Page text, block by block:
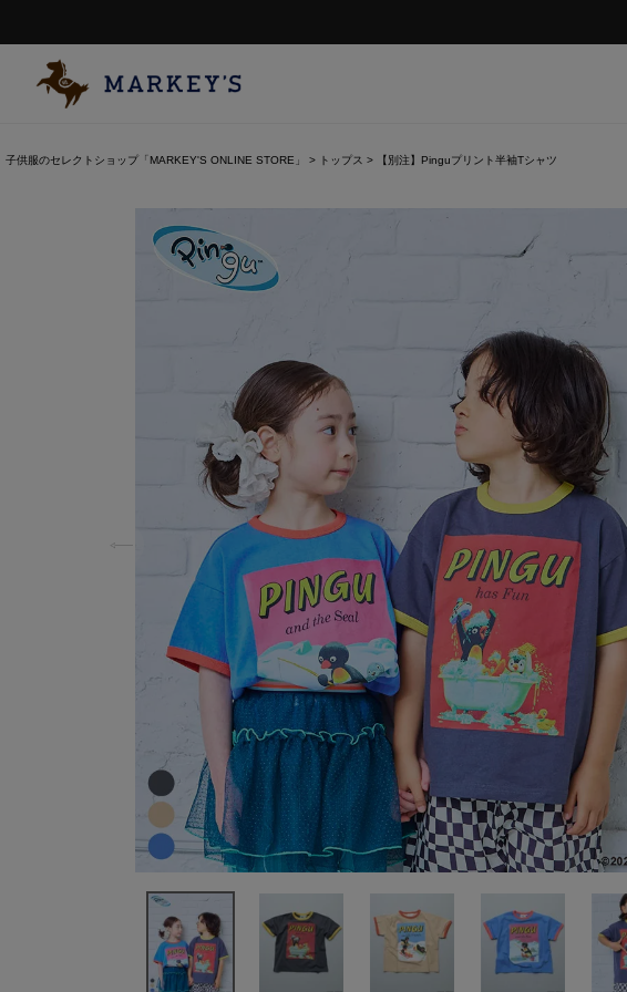
子供服のセレクトショップ「MARKEY'S ONLINE STORE」 トップス 【別注】Pinguプリント半袖Tシャツ